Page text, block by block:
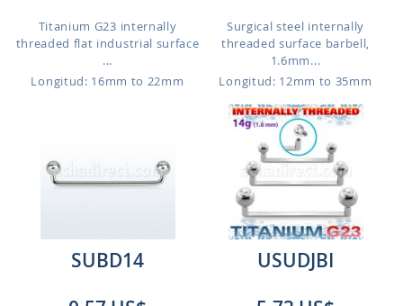
Titanium G23 internally
threaded flat industrial surface
...
Longitud: 16mm to 22mm
Surgical steel internally
threaded surface barbell,
1.6mm...
Longitud: 12mm to 35mm
SUBD14
USUDJBI